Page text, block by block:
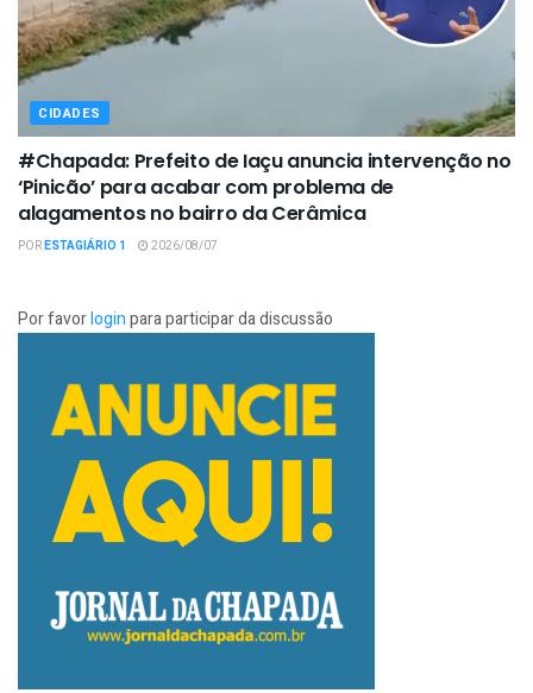
CIDADES
#Chapada: Prefeito de Iaçu anuncia intervenção no
‘Pinicão’ para acabar com problema de
alagamentos no bairro da Cerâmica
PORESTAGIÁRIO 1 2026/08/07
Por favorloginpara participar da discussão